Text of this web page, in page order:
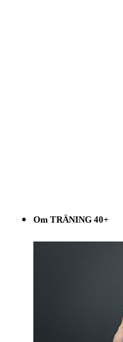
Om TRÄNING 40+